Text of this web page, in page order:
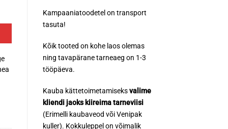
Kampaaniatoodetel on transport
tasuta!
Kõik tooted on kohe laos olemas
ning tavapärane tarneaeg on 1-3
tööpäeva.
Kauba kättetoimetamiseksvalime
kliendi jaoks kiireima tarneviisi
(Erimelli kaubaveod või Venipak
kuller). Kokkuleppel on võimalik